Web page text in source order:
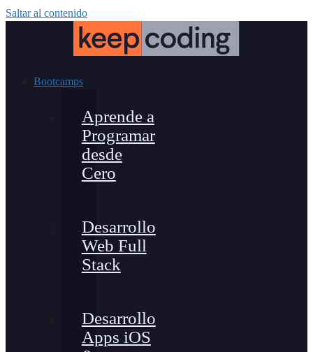
Saltar al contenido
Bootcamps
Aprende a
Programar
desde
Cero
Desarrollo
Web Full
Stack
Desarrollo
Apps iOS